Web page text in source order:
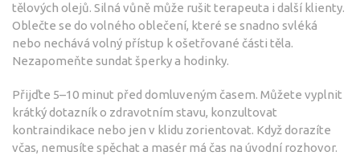
tělových olejů. Silná vůně může rušit terapeuta i další klienty.
Oblečte se do volného oblečení, které se snadno svléká
nebo nechává volný přístup k ošetřované části těla.
Nezapomeňte sundat šperky a hodinky.
Přijďte 5–10 minut před domluveným časem. Můžete vyplnit
krátký dotazník o zdravotním stavu, konzultovat
kontraindikace nebo jen v klidu zorientovat. Když dorazíte
včas, nemusíte spěchat a masér má čas na úvodní rozhovor.